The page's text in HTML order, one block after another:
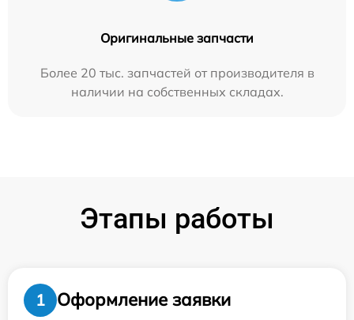
Оригинальные запчасти
Более 20 тыс. запчастей от производителя в
наличии на собственных складах.
Этапы работы
1
Оформление заявки